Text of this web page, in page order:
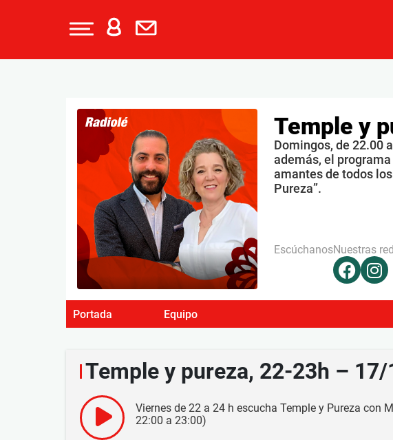
Temple y
Domingos, de 22.00
además, el
amantes de todos
Pureza”.
EscúchanosNuestras
Portada Equipo
Temple y pureza, 22-23h –
Viernes de 22 a 24 h escucha Temple y Pureza con
22:00 a 23:00)